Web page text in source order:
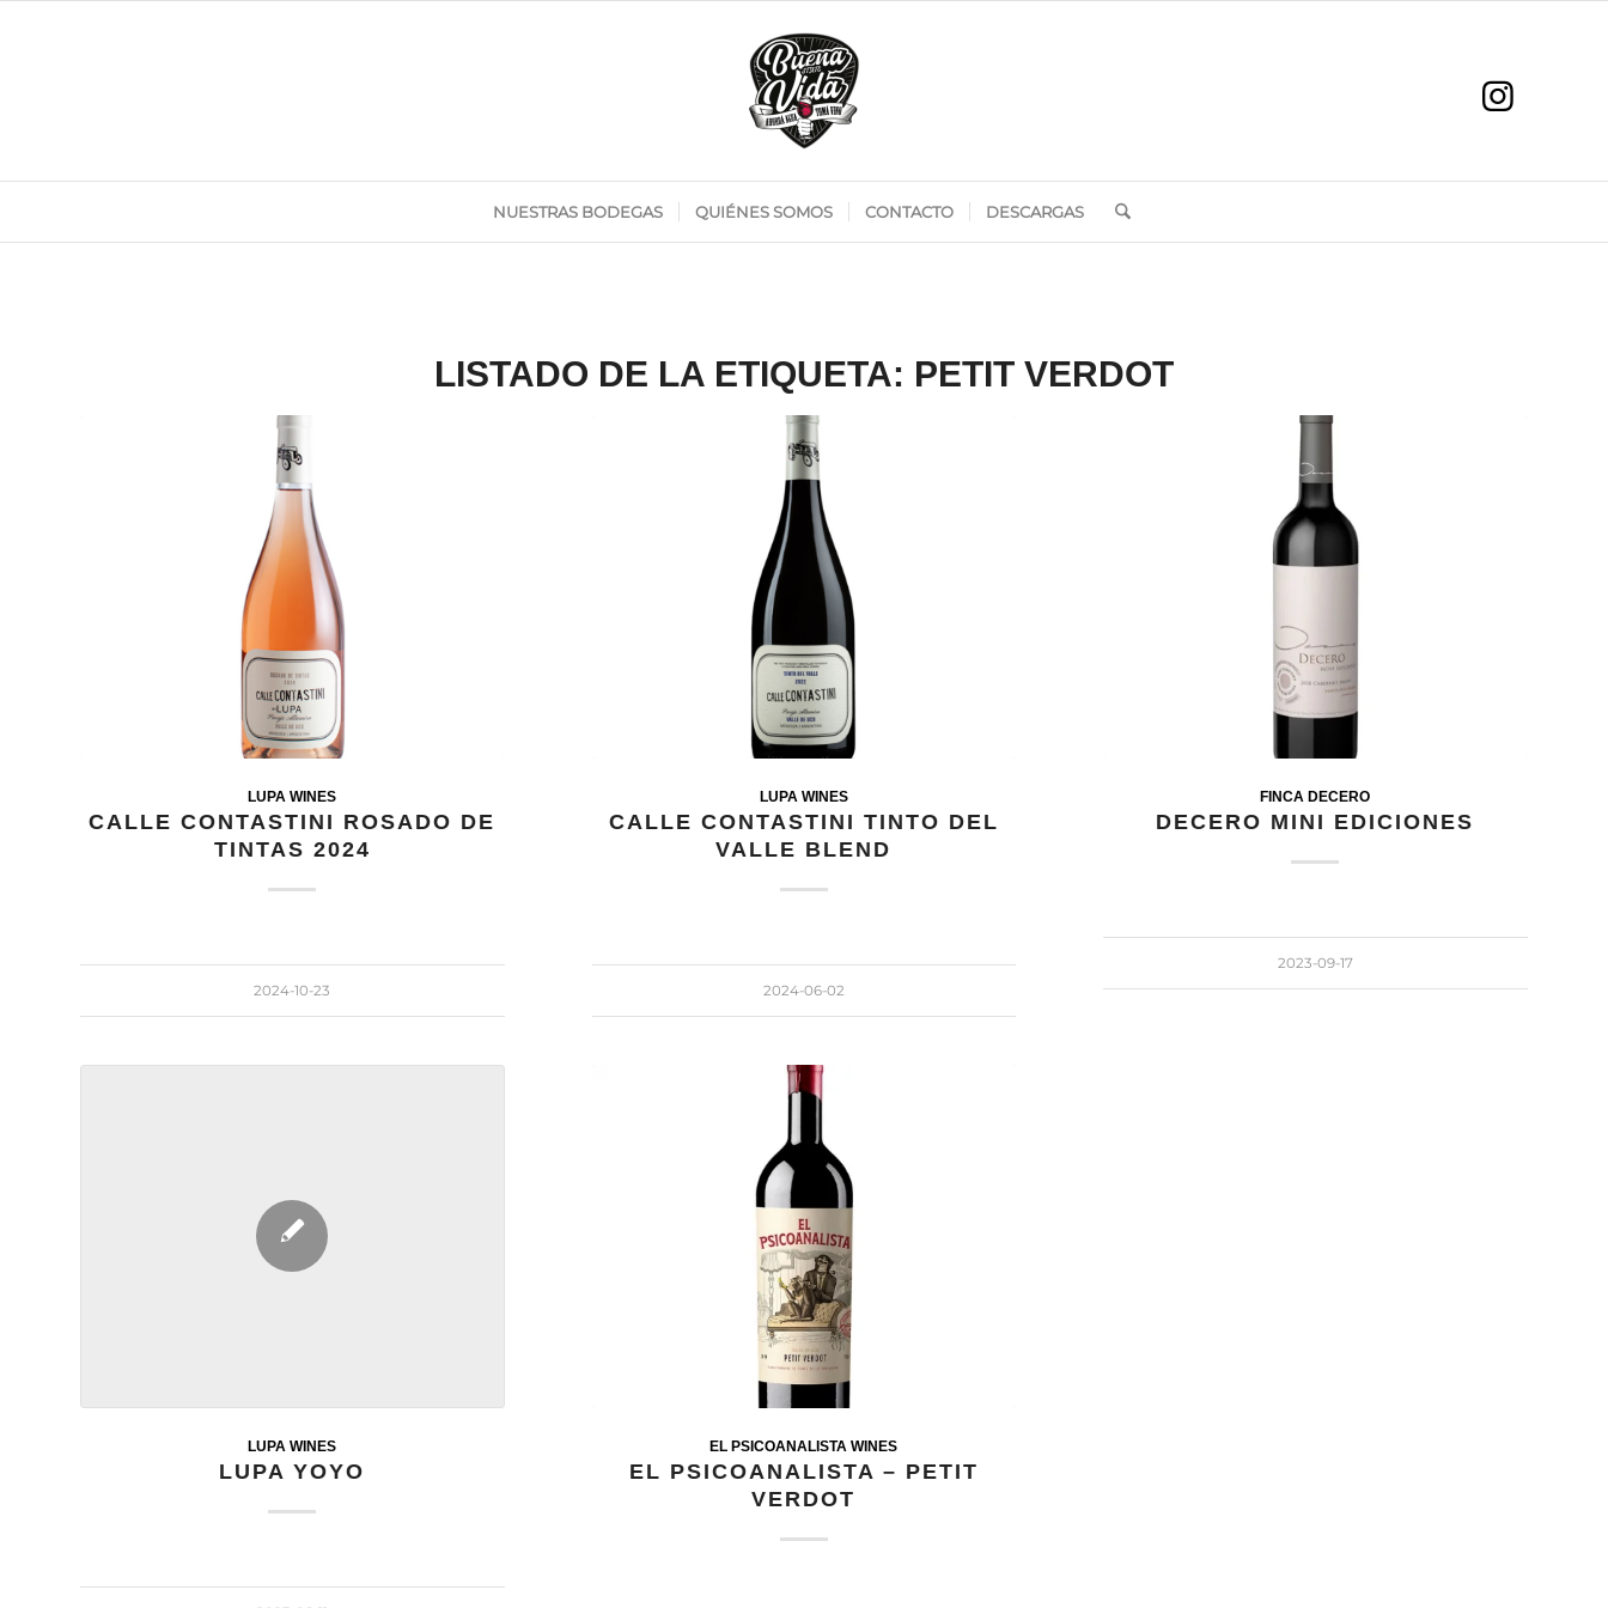
NUESTRAS BODEGAS QUIÉNES SOMOS CONTACTO DESCARGAS
LISTADO DE LA ETIQUETA: PETIT VERDOT
LUPA WINES
CALLE CONTASTINI ROSADO DE
TINTAS 2024
2024-10-23
LUPA WINES
CALLE CONTASTINI TINTO DEL
VALLE BLEND
2024-06-02
FINCA DECERO
DECERO MINI EDICIONES
2023-09-17
LUPA WINES
LUPA YOYO
EL PSICOANALISTA WINES
EL PSICOANALISTA – PETIT
VERDOT